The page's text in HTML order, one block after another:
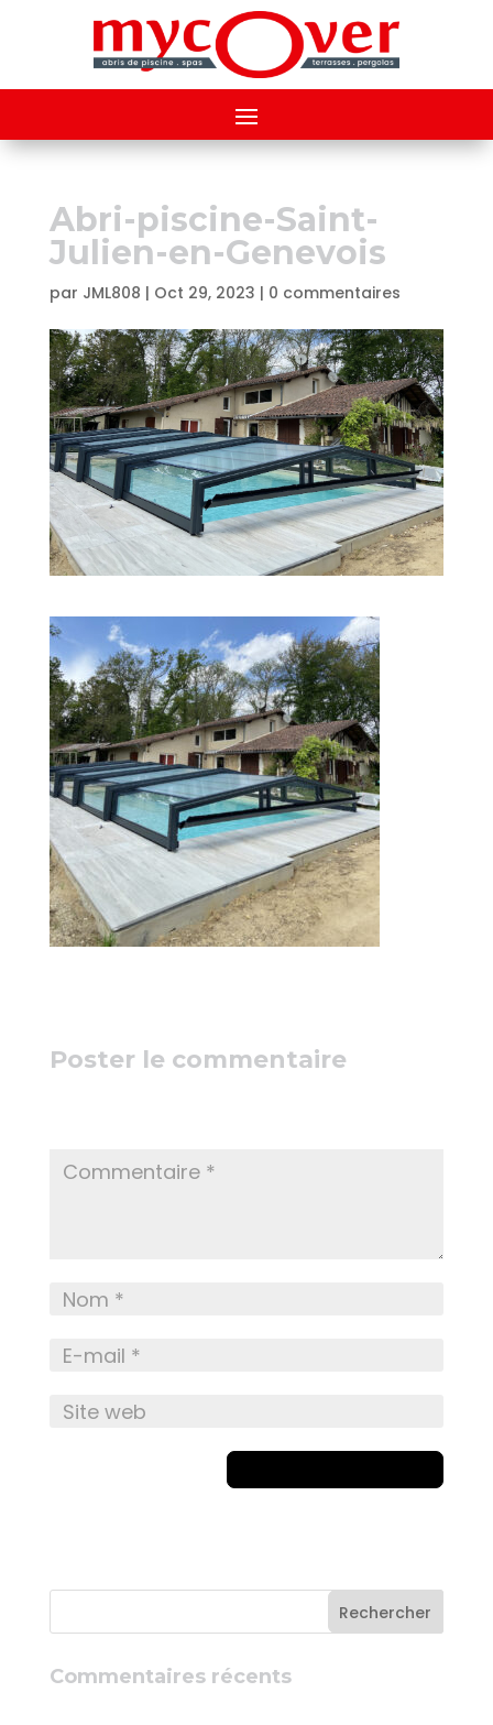
Abri-piscine-Saint-
Julien-en-Genevois
par JML808 | Oct 29, 2023 | 0 commentaires
Poster le commentaire
Commentaires récents